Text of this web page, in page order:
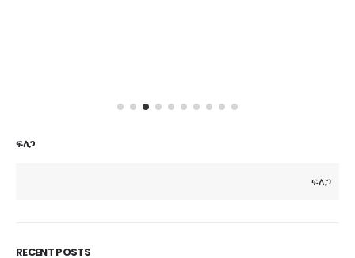
ፍለጋ
ፍለጋ
RECENT POSTS